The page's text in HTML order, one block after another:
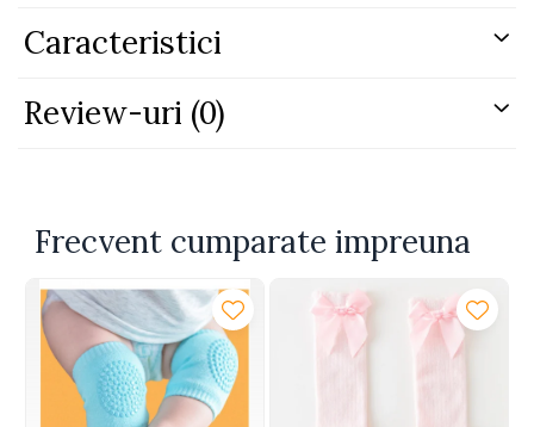
momente pline de bucurie și aventură.
Caracteristici
Review-uri (0)
Frecvent cumparate impreuna